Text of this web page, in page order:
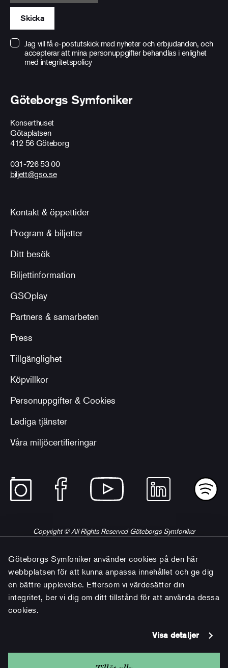
Göteborgs Symfoniker använder cookies på den här
webbplatsen för att kunna anpassa innehållet och ge dig
en bättre upplevelse. Eftersom vi värdesätter din
integritet, ber vi dig om ditt tillstånd för att använda dessa
cookies.
Visa detaljer
Göteborgs Symfoniker
Konserthuset
Götaplatsen
412 56 Göteborg
031-726 53 00
biljett@gso.se
Kontakt & öppettider
Program & biljetter
Ditt besök
Biljettinformation
GSOplay
Partners & samarbeten
Press
Tillgänglighet
Köpvillkor
Personuppgifter & Cookies
Lediga tjänster
Våra miljöcertifieringar
Skicka
Jag vill få e-postutskick med nyheter och erbjudanden, och
accepterar att mina personuppgifter behandlas i enlighet
med integritetspolicy
Copyright © All Rights Reserved Göteborgs Symfoniker